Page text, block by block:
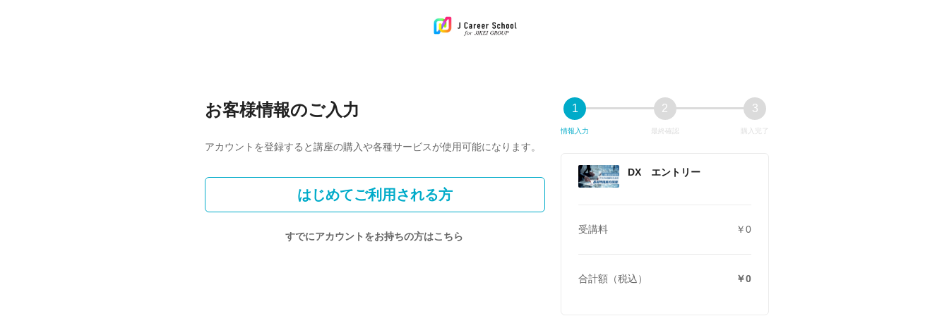
お客様情報のご入力
アカウントを登録すると講座の購入や各種サービスが使用可能になります。
はじめてご利用される方
すでにアカウントをお持ちの方はこちら
1
情報入力
2
最終確認
3
購入完了
DX エントリー
受講料 ￥0
合計額（税込） ￥0